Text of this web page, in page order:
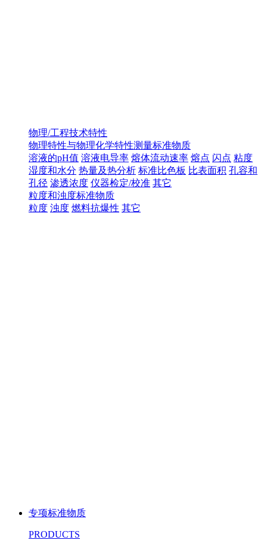
物理/工程技术特性
物理特性与物理化学特性测量标准物质
溶液的pH值 溶液电导率 熔体流动速率 熔点 闪点 粘度
湿度和水分 热量及热分析 标准比色板 比表面积 孔容和
孔径 渗透浓度 仪器检定/校准 其它
粒度和浊度标准物质
粒度 浊度 燃料抗爆性 其它
专项标准物质
PRODUCTS